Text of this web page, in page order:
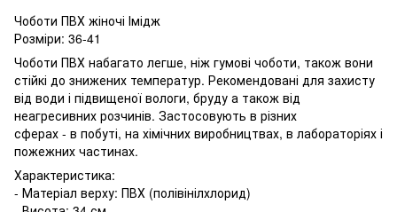
Чоботи ПВХ жіночі Імідж
Розміри: 36-41
Чоботи ПВХ набагато легше, ніж гумові чоботи, також вони
стійкі до знижених температур. Рекомендовані для захисту
від води і підвищеної вологи, бруду а також від
неагресивних розчинів. Застосовують в різних
сферах - в побуті, на хімічних виробництвах, в лабораторіях і
пожежних частинах.
Характеристика:
- Матеріал верху: ПВХ (полівінілхлорид)